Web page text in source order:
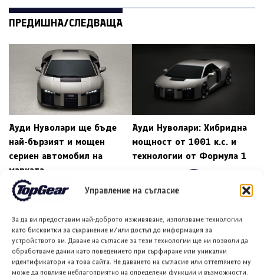
Управление на съгласие
За да ви предоставим най-доброто изживяване, използваме технологии
като бисквитки за съхранение и/или достъп до информация за
устройството ви. Даване на съгласие за тези технологии ще ни позволи да
обработваме данни като поведението при сърфиране или уникални
идентификатори на това сайта. Не даването на съгласие или оттеглянето му
може да повлияе неблагоприятно на определени функции и възможности.
ПРЕДИШНА/СЛЕДВАЩА
Ауди Нуволари ще бъде
най-бързият и мощен
сериен автомобил на
марката
Ауди Нуволари: Хибридна
мощност от 1001 к.с. и
технологии от Формула 1
ПОДОБНИ ПУБЛИКАЦИИ